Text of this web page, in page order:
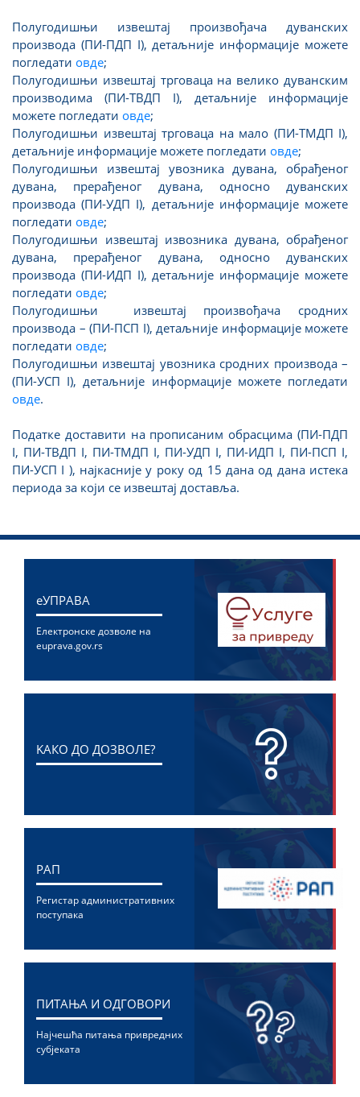
Полугодишњи извештај произвођача дуванских
производа (ПИ-ПДП I), детаљније информације можете
погледати овде;
Полугодишњи извештај трговаца на велико дуванским
производима (ПИ-ТВДП I), детаљније информације
можете погледати овде;
Полугодишњи извештај трговаца на мало (ПИ-ТМДП I),
детаљније информације можете погледати овде;
Полугодишњи извештај увозника дувана, обрађеног
дувана, прерађеног дувана, односно дуванских
производа (ПИ-УДП I), детаљније информације можете
погледати овде;
Полугодишњи извештај извозника дувана, обрађеног
дувана, прерађеног дувана, односно дуванских
производа (ПИ-ИДП I), детаљније информације можете
погледати овде;
Полугодишњи извештај произвођача сродних
производа – (ПИ-ПСП I), детаљније информације можете
погледати овде;
Полугодишњи извештај увозника сродних производа –
(ПИ-УСП I), детаљније информације можете погледати
овде.
Податке доставити на прописаним обрасцима (ПИ-ПДП
I, ПИ-ТВДП I, ПИ-ТМДП I, ПИ-УДП I, ПИ-ИДП I, ПИ-ПСП I,
ПИ-УСП I ), најкасније у року од 15 дана од дана истека
периода за који се извештај доставља.
eУПРАВА
Електронске дозволе на
euprava.gov.rs
KАКО ДО ДОЗВОЛЕ?
РАП
Регистар административних
поступака
ПИТАЊА И ОДГОВОРИ
Најчешћа питања привредних
субјеката